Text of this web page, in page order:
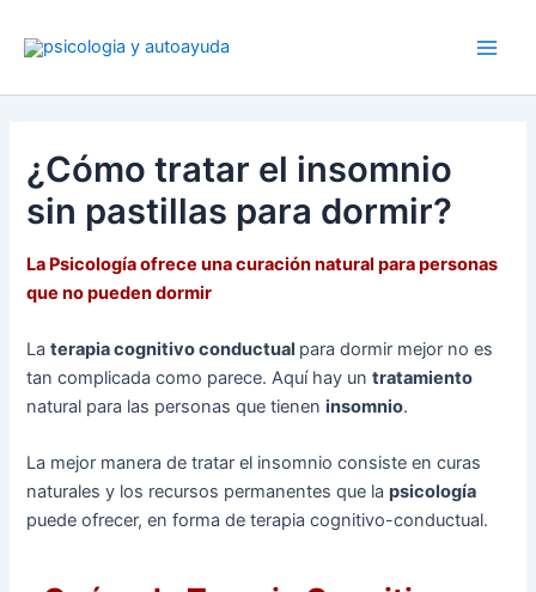
¿Cómo tratar el insomnio
sin pastillas para dormir?
La Psicología ofrece una curación natural para personas
que no pueden dormir
Laterapia cognitivo conductual para dormir mejor no es
tan complicada como parece. Aquí hay untratamiento
natural para las personas que tieneninsomnio.
La mejor manera de tratar el insomnio consiste en curas
naturales y los recursos permanentes que lapsicología
puede ofrecer, en forma de terapia cognitivo-conductual.